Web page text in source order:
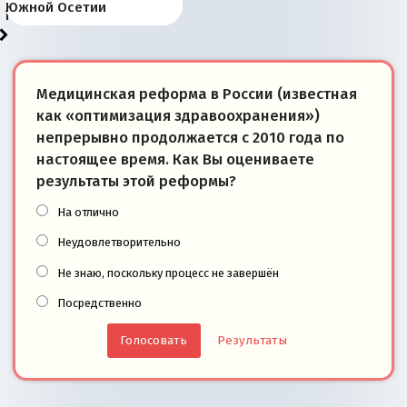
победители
«переобувании» хозяев
суверенной экономике
Анкориджа
внутренней политике
отношениям с Россией?
Южной Осетии
Медицинская реформа в России (известная
как «оптимизация здравоохранения»)
непрерывно продолжается с 2010 года по
настоящее время. Как Вы оцениваете
результаты этой реформы?
На отлично
Неудовлетворительно
Не знаю, поскольку процесс не завершён
Посредственно
Результаты